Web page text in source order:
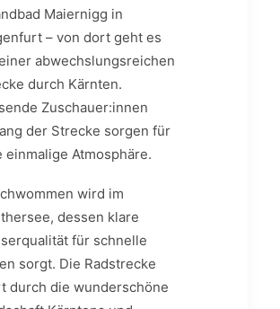
Maiernigg in
– von dort geht es
abwechslungsreichen
durch Kärnten.
Zuschauer:innen
der Strecke sorgen für
einmalige Atmosphäre.
wird im
dessen klare
für schnelle
sorgt. Die Radstrecke
durch die wunderschöne